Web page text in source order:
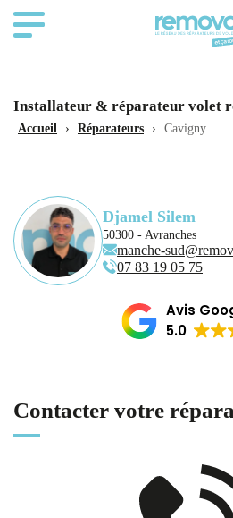
Installateur & réparateur volet
Accueil › Réparateurs › Cavigny
Djamel Silem
50300 - Avranches
manche-
07 83 19 05 75
Avis
5.0
Contacter votre